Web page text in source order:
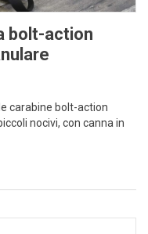
bolt-action
carabine bolt-action
nocivi, con canna in